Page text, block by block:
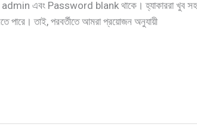
এবং Password blank থাকে। হ্যাকাররা খুব
তাই, পরবর্তীতে আমরা প্রয়োজন অনুযায়ী